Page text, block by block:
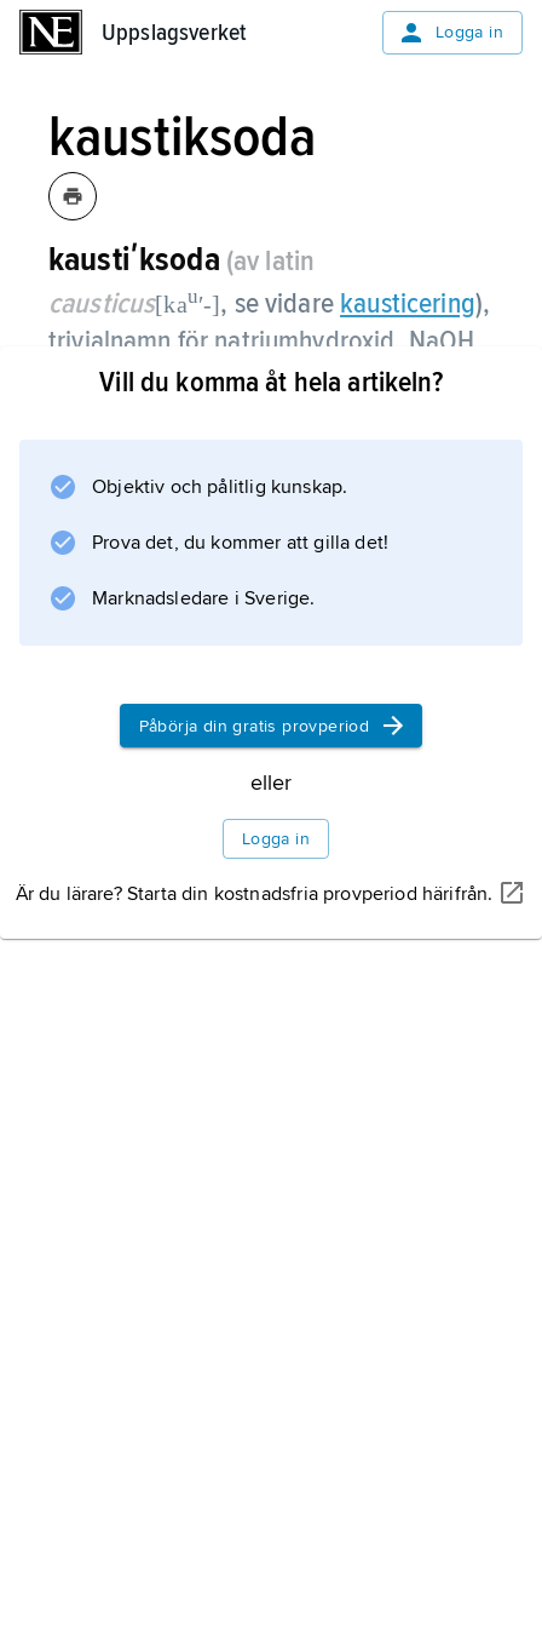
Uppslagsverket Logga in
kaustiksoda
kaustiʹksoda (av latin
causticus[kauʹ-], se vidare kausticering),
trivialnamn för natriumhydroxid, NaOH.
Namnet kommer av den gamla metoden att
.
Information om artikeln
Vill du komma åt hela artikeln?
Objektiv och pålitlig kunskap.
Prova det, du kommer att gilla det!
Marknadsledare i Sverige.
Påbörja din gratis provperiod
eller
Logga in
Är du lärare? Starta din kostnadsfria provperiod härifrån.